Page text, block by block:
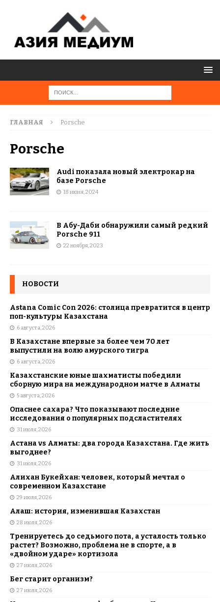
ГЛАВНАЯ Porsche
Porsche
Audi показала новый электрокар на
базе Porsche
18 июня, 2024
В Абу-Даби обнаружили самый редкий
Porsche 911
22 ноября, 2023
НОВОСТИ
Astana Comic Con 2026: столица превратится в центр
поп-культуры Казахстана
6 августа, 2026
В Казахстане впервые за более чем 70 лет
выпустили на волю амурского тигра
6 августа, 2026
Казахстанские юные шахматисты победили
сборную мира на международном матче в Алматы
5 августа, 2026
Опаснее сахара? Что показывают последние
исследования о популярных подсластителях
31 июля, 2026
Астана vs Алматы: два города Казахстана. Где жить
выгоднее?
31 июля, 2026
Алихан Букейхан: человек, который мечтал о
современном Казахстане
29 июля, 2026
Алаш: история, изменившая Казахстан
28 июля, 2026
Тренируетесь до седьмого пота, а усталость только
растет? Возможно, проблема не в спорте, а в
«двойном ударе» кортизола
27 июля, 2026
Бег старит организм?
27 июля, 2026